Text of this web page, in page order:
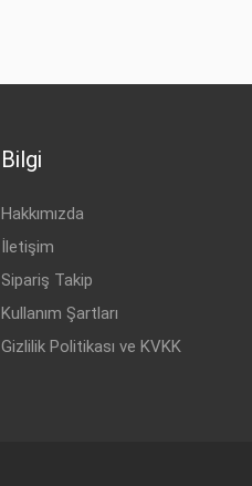
Bilgi
Hakkımızda
İletişim
Sipariş Takip
Kullanım Şartları
Gizlilik Politikası ve KVKK